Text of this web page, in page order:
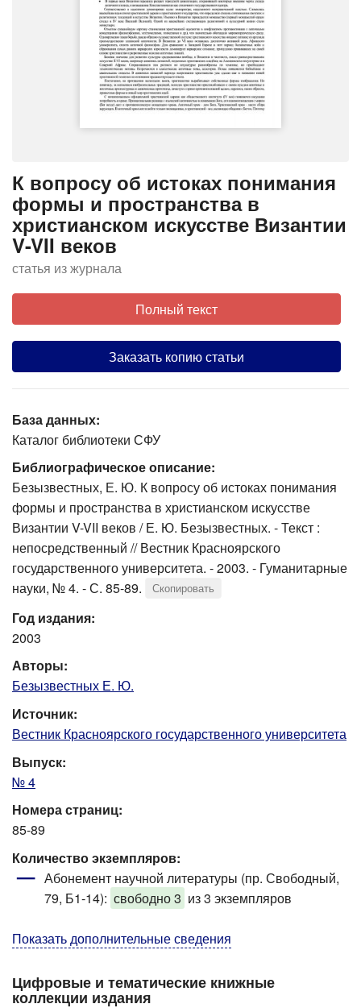
К вопросу об истоках понимания
формы и пространства в
христианском искусстве Византии
V-VII веков
статья из журнала
Полный текст
Заказать копию статьи
База данных:
Каталог библиотеки СФУ
Библиографическое описание:
Безызвестных, Е. Ю. К вопросу об истоках понимания
формы и пространства в христианском искусстве
Византии V-VII веков / Е. Ю. Безызвестных. - Текст :
непосредственный // Вестник Красноярского
государственного университета. - 2003. - Гуманитарные
науки, № 4. - С. 85-89.
Скопировать
Год издания:
2003
Авторы:
Безызвестных Е. Ю.
Источник:
Вестник Красноярского государственного университета
Выпуск:
№ 4
Номера страниц:
85-89
Количество экземпляров:
Абонемент научной литературы (пр. Свободный,
79, Б1-14): свободно 3 из 3 экземпляров
Показать дополнительные сведения
Цифровые и тематические книжные
коллекции издания